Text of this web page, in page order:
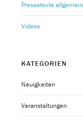
Pressetexte allgemein
Videos
KATEGORIEN
Neuigkeiten
Veranstaltungen